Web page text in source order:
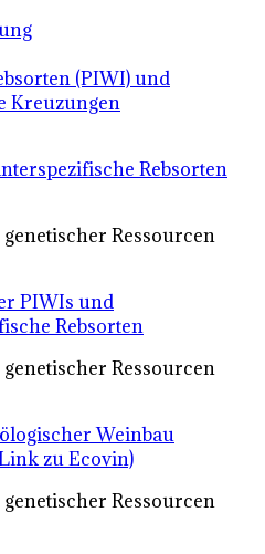
(PIWI) und
Kreuzungen
Rebsorten
Ressourcen
PIWIs und
Rebsorten
Ressourcen
Weinbau
zu Ecovin)
Ressourcen